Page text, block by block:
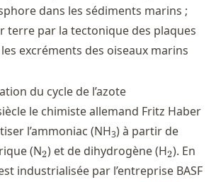
dans les sédiments marins ;
terre par la tectonique des plaques
excréments des oiseaux marins
du cycle de l’azote
le chimiste allemand Fritz Haber
l’ammoniac (NH3) à partir de
(N_2
2) et de dihydrogène (H_2
2). En
industrialisée par l’entreprise BASF